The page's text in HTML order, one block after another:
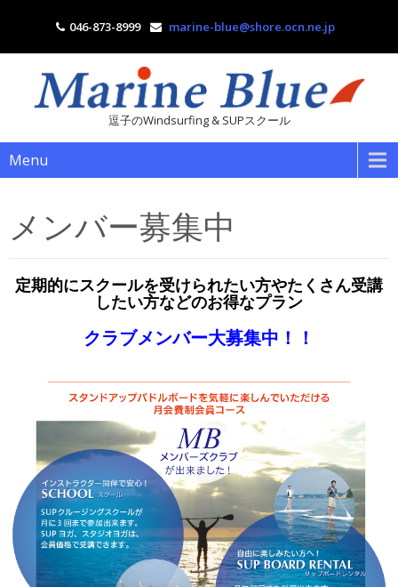
046-873-8999 marine-blue@shore.ocn.ne.jp
逗子のWindsurfing & SUPスクール
Menu
メンバー募集中
定期的にスクールを受けられたい方やたくさん受講
したい方などのお得なプラン
クラブメンバー大募集中！！